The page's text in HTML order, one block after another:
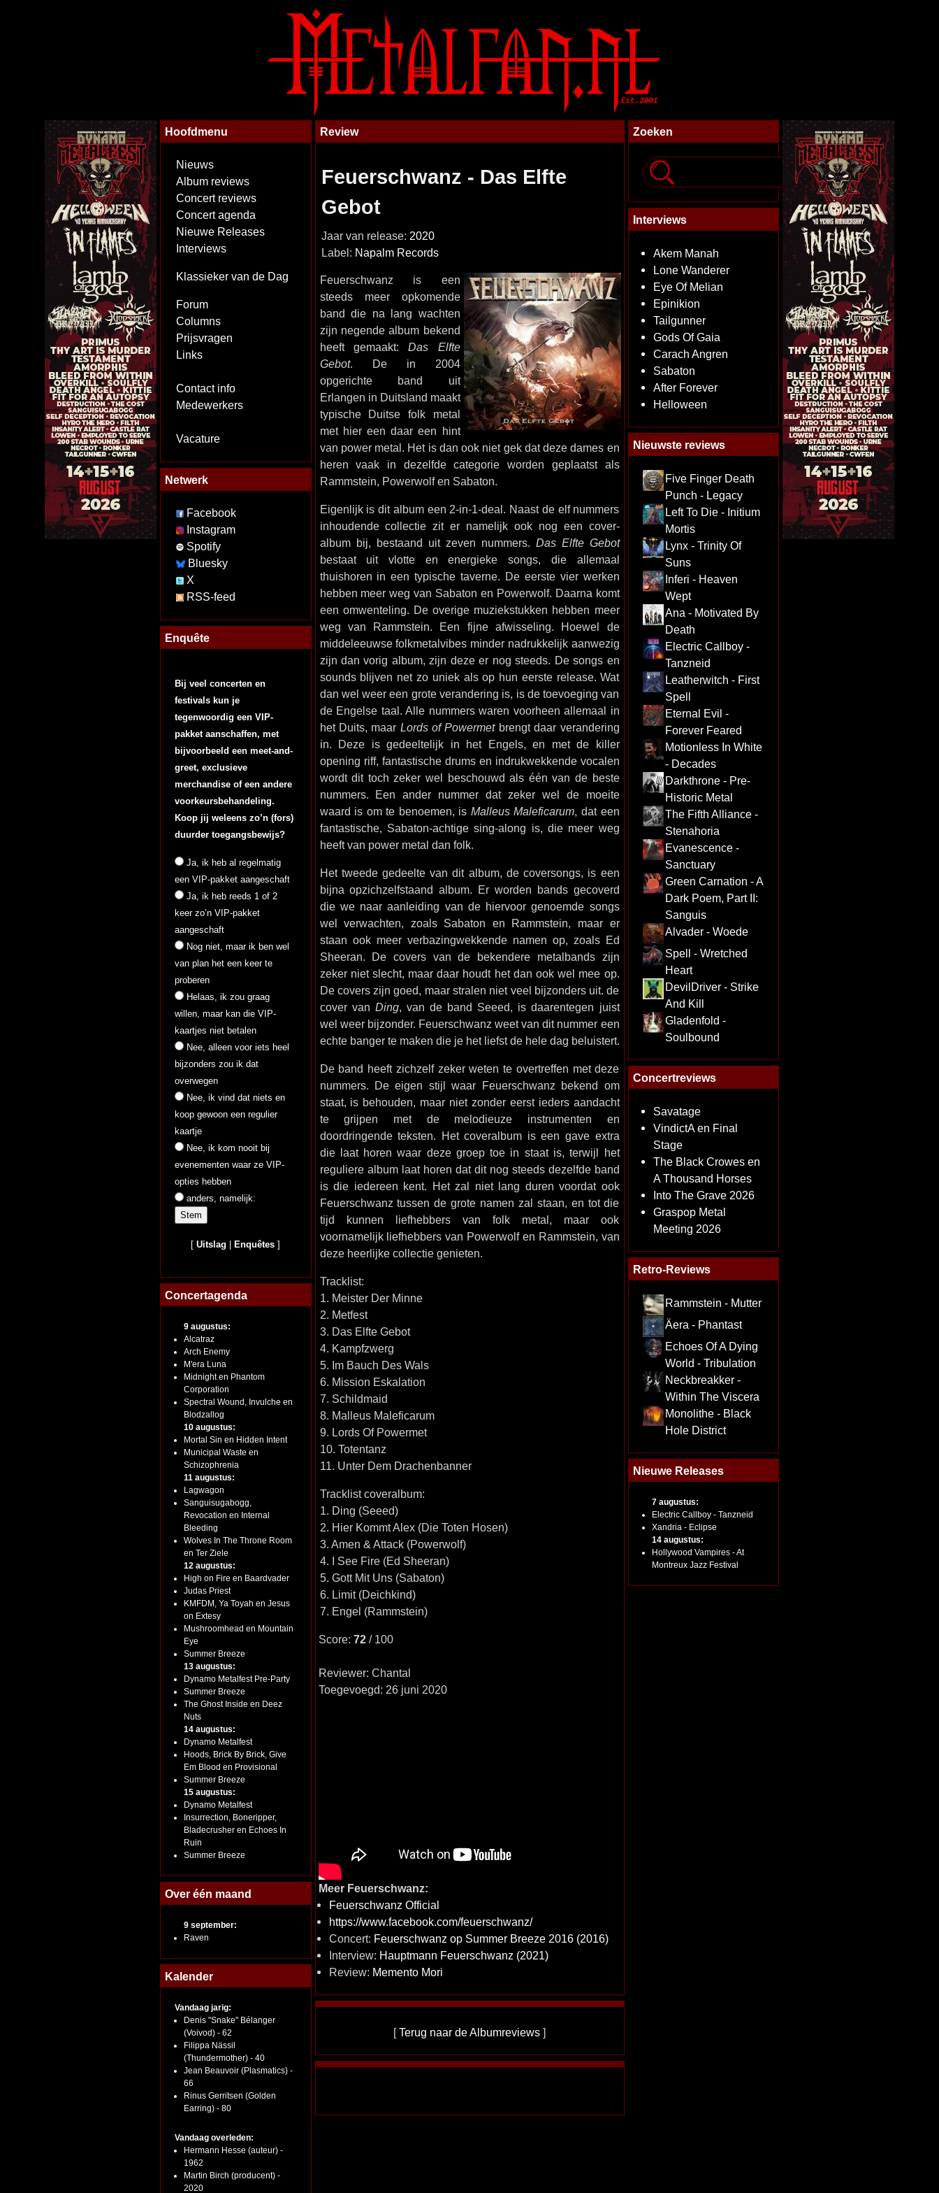
Hoofdmenu
Nieuws
Album reviews
Concert reviews
Concert agenda
Nieuwe Releases
Interviews
Klassieker van de Dag
Forum
Columns
Prijsvragen
Links
Contact info
Medewerkers
Vacature
Netwerk
Facebook
Instagram
Spotify
Bluesky
X
RSS-feed
Enquête
Bij veel concerten en
festivals kun je
tegenwoordig een VIP-
pakket aanschaffen, met
bijvoorbeeld een meet-and-
greet, exclusieve
merchandise of een andere
voorkeursbehandeling.
Koop jij weleens zo’n (fors)
duurder toegangsbewijs?
Ja, ik heb al regelmatig
een VIP-pakket aangeschaft
Ja, ik heb reeds 1 of 2
keer zo’n VIP-pakket
aangeschaft
Nog niet, maar ik ben wel
van plan het een keer te
proberen
Helaas, ik zou graag
willen, maar kan die VIP-
kaartjes niet betalen
Nee, alleen voor iets heel
bijzonders zou ik dat
overwegen
Nee, ik vind dat niets en
koop gewoon een regulier
kaartje
Nee, ik kom nooit bij
evenementen waar ze VIP-
opties hebben
anders, namelijk:
[Uitslag Enquêtes ]
Concertagenda
9 augustus:
Alcatraz
Arch Enemy
M'era Luna
Midnight en Phantom
Corporation
Spectral Wound, Invulche en
Blodzallog
10 augustus:
Mortal Sin en Hidden Intent
Municipal Waste en
Schizophrenia
11 augustus:
Lagwagon
Sanguisugabogg,
Revocation en Internal
Bleeding
Wolves In The Throne Room
en Ter Ziele
12 augustus:
High on Fire en Baardvader
Judas Priest
KMFDM, Ya Toyah en Jesus
on Extesy
Mushroomhead en Mountain
Eye
Summer Breeze
13 augustus:
Dynamo Metalfest Pre-Party
Summer Breeze
The Ghost Inside en Deez
Nuts
14 augustus:
Dynamo Metalfest
Hoods, Brick By Brick, Give
Em Blood en Provisional
Summer Breeze
15 augustus:
Dynamo Metalfest
Insurrection, Boneripper,
Bladecrusher en Echoes In
Ruin
Summer Breeze
Over één maand
9 september:
Raven
Kalender
Vandaag jarig:
Denis "Snake" Bélanger
(Voivod) - 62
Filippa Nässil
(Thundermother) - 40
Jean Beauvoir (Plasmatics) -
66
Rinus Gerritsen (Golden
Earring) - 80
Vandaag overleden:
Hermann Hesse (auteur) -
1962
Martin Birch (producent) -
2020
Review
Feuerschwanz - Das Elfte
Gebot
Jaar van release: 2020
Label: Napalm Records
Feuerschwanz is een
steeds meer opkomende
band die na lang wachten
zijn negende album bekend
heeft gemaakt:Das Elfte
Gebot. De in 2004
opgerichte band uit
Erlangen in Duitsland maakt
typische Duitse folk metal
met hier een daar een hint
van power metal. Het is dan ook niet gek dat deze dames en
heren vaak in dezelfde categorie worden geplaatst als
Rammstein, Powerwolf en Sabaton.
Eigenlijk is dit album een 2-in-1-deal. Naast de elf nummers
inhoudende collectie zit er namelijk ook nog een cover-
album bij, bestaand uit zeven nummers. Das Elfte Gebot
bestaat uit vlotte en energieke songs, die allemaal
thuishoren in een typische taverne. De eerste vier werken
hebben meer weg van Sabaton en Powerwolf. Daarna komt
een omwenteling. De overige muziekstukken hebben meer
weg van Rammstein. Een fijne afwisseling. Hoewel de
middeleeuwse folkmetalvibes minder nadrukkelijk aanwezig
zijn dan vorig album, zijn deze er nog steeds. De songs en
sounds blijven net zo uniek als op hun eerste release. Wat
dan wel weer een grote verandering is, is de toevoeging van
de Engelse taal. Alle nummers waren voorheen allemaal in
het Duits, maar Lords of Powermetbrengt daar verandering
in. Deze is gedeeltelijk in het Engels, en met de killer
opening riff, fantastische drums en indrukwekkende vocalen
wordt dit toch zeker wel beschouwd als één van de beste
nummers. Een ander nummer dat zeker wel de moeite
waard is om te benoemen, is Malleus Maleficarum, dat een
fantastische, Sabaton-achtige sing-along is, die meer weg
heeft van power metal dan folk.
Het tweede gedeelte van dit album, de coversongs, is een
bijna opzichzelfstaand album. Er worden bands gecoverd
die we naar aanleiding van de hiervoor genoemde songs
wel verwachten, zoals Sabaton en Rammstein, maar er
staan ook meer verbazingwekkende namen op, zoals Ed
Sheeran. De covers van de bekendere metalbands zijn
zeker niet slecht, maar daar houdt het dan ook wel mee op.
De covers zijn goed, maar stralen niet veel bijzonders uit. de
cover van Ding, van de band Seeed, is daarentegen juist
wel weer bijzonder. Feuerschwanz weet van dit nummer een
echte banger te maken die je het liefst de hele dag beluistert.
De band heeft zichzelf zeker weten te overtreffen met deze
nummers. De eigen stijl waar Feuerschwanz bekend om
staat, is behouden, maar niet zonder eerst ieders aandacht
te grijpen met de melodieuze instrumenten en
doordringende teksten. Het coveralbum is een gave extra
die laat horen waar deze groep toe in staat is, terwijl het
reguliere album laat horen dat dit nog steeds dezelfde band
is die iedereen kent. Het zal niet lang duren voordat ook
Feuerschwanz tussen de grote namen zal staan, en tot die
tijd kunnen liefhebbers van folk metal, maar ook
voornamelijk liefhebbers van Powerwolf en Rammstein, van
deze heerlijke collectie genieten.
Tracklist:
1. Meister Der Minne
2. Metfest
3. Das Elfte Gebot
4. Kampfzwerg
5. Im Bauch Des Wals
6. Mission Eskalation
7. Schildmaid
8. Malleus Maleficarum
9. Lords Of Powermet
10. Totentanz
11. Unter Dem Drachenbanner
Tracklist coveralbum:
1. Ding (Seeed)
2. Hier Kommt Alex (Die Toten Hosen)
3. Amen & Attack (Powerwolf)
4. I See Fire (Ed Sheeran)
5. Gott Mit Uns (Sabaton)
6. Limit (Deichkind)
7. Engel (Rammstein)
Score: 72/ 100
Reviewer: Chantal
Toegevoegd: 26 juni 2020
Meer Feuerschwanz:
Feuerschwanz Official
https://www.facebook.com/feuerschwanz/
Concert: Feuerschwanz op Summer Breeze 2016 (2016)
Interview: Hauptmann Feuerschwanz (2021)
Review: Memento Mori
[Terug naar de Albumreviews ]
Zoeken
Interviews
Akem Manah
Lone Wanderer
Eye Of Melian
Epinikion
Tailgunner
Gods Of Gaia
Carach Angren
Sabaton
After Forever
Helloween
Nieuwste reviews
Five Finger Death
Punch - Legacy
Left To Die - Initium
Mortis
Lynx - Trinity Of
Suns
Inferi - Heaven
Wept
Ana - Motivated By
Death
Electric Callboy -
Tanzneid
Leatherwitch - First
Spell
Eternal Evil -
Forever Feared
Motionless In White
- Decades
Darkthrone - Pre-
Historic Metal
The Fifth Alliance -
Stenahoria
Evanescence -
Sanctuary
Green Carnation - A
Dark Poem, Part II:
Sanguis
Alvader - Woede
Spell - Wretched
Heart
DevilDriver - Strike
And Kill
Gladenfold -
Soulbound
Concertreviews
Savatage
VindictA en Final
Stage
The Black Crowes en
A Thousand Horses
Into The Grave 2026
Graspop Metal
Meeting 2026
Retro-Reviews
Rammstein - Mutter
Äera - Phantast
Echoes Of A Dying
World - Tribulation
Neckbreakker -
Within The Viscera
Monolithe - Black
Hole District
Nieuwe Releases
7 augustus:
Electric Callboy - Tanzneid
Xandria - Eclipse
14 augustus:
Hollywood Vampires - At
Montreux Jazz Festival